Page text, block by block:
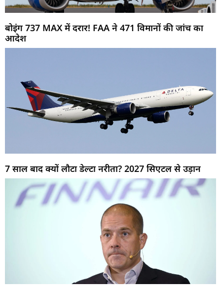
बोइंग 737 MAX में दरार! FAA ने 471 विमानों की जांच का
आदेश
7 साल बाद क्यों लौटा डेल्टा नरीता? 2027 सिएटल से उड़ान